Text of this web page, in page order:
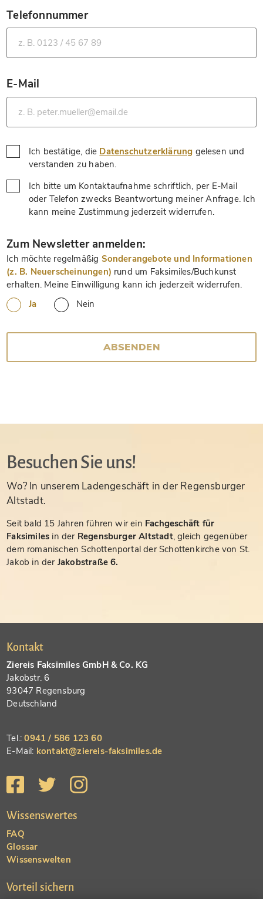
Telefonnummer
*
E-Mail
*
Ich bestätige, die Datenschutzerklärung gelesen und
verstanden zu haben.
Ich bitte um Kontaktaufnahme schriftlich, per E-Mail
oder Telefon zwecks Beantwortung meiner Anfrage. Ich
kann meine Zustimmung jederzeit widerrufen.
Zum Newsletter anmelden:
Ich möchte regelmäßig Sonderangebote und Informationen
(z. B. Neuerscheinungen) rund um Faksimiles/Buchkunst
erhalten. Meine Einwilligung kann ich jederzeit widerrufen.
Ja
Nein
ABSENDEN
Besuchen Sie uns!
Wo? In unserem Ladengeschäft in der Regensburger
Altstadt.
Seit bald 15 Jahren führen wir ein Fachgeschäft für
Faksimiles in der Regensburger Altstadt, gleich gegenüber
dem romanischen Schottenportal der Schottenkirche von St.
Jakob in der Jakobstraße 6.
Kontakt
Ziereis Faksimiles GmbH & Co. KG
Jakobstr. 6
93047 Regensburg
Deutschland
Tel.:0941 / 586 123 60
E-Mail: kontakt@ziereis-faksimiles.de
Wissenswertes
FAQ
Glossar
Wissenswelten
Vorteil sichern